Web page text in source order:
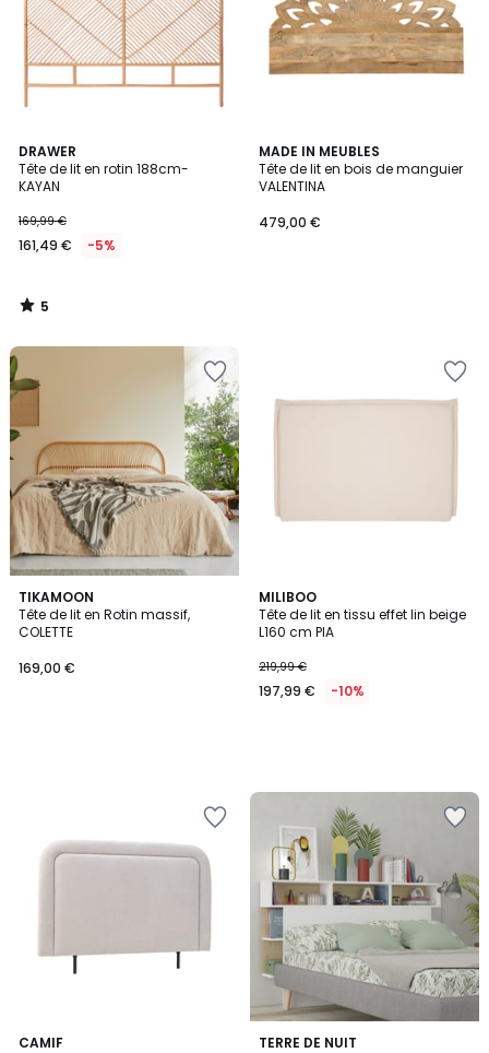
DRAWER
Tête de lit en rotin 188cm-
KAYAN
169,99 €
161,49 € -5%
5
/
5
5
/
MADE IN MEUBLES
Tête de lit en bois de manguier
VALENTINA
479,00 €
TIKAMOON
Tête de lit en Rotin massif,
COLETTE
169,00 €
MILIBOO
Tête de lit en tissu effet lin beige
L160 cm PIA
219,99 €
197,99 € -10%
CAMIF
TERRE DE NUIT